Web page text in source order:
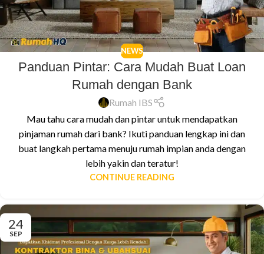
NEWS
Panduan Pintar: Cara Mudah Buat Loan
Rumah dengan Bank
Rumah IBS
Mau tahu cara mudah dan pintar untuk mendapatkan
pinjaman rumah dari bank? Ikuti panduan lengkap ini dan
buat langkah pertama menuju rumah impian anda dengan
lebih yakin dan teratur!
CONTINUE READING
24
SEP